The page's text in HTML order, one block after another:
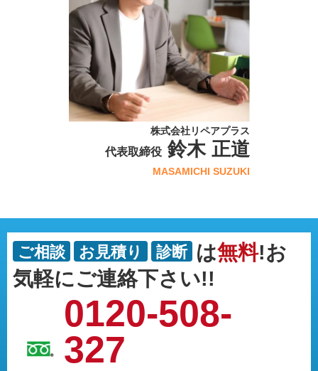
株式会社リペアプラス
代表取締役鈴木 正道
MASAMICHI SUZUKI
ご相談 お見積り 診断 は無料!お
気軽にご連絡下さい!!
0120-508-
327